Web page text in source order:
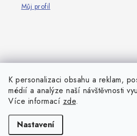
K personalizaci obsahu a reklam,
médií a analýze naší návštěvnosti
Více informací zde.
Nastavení
Můj profil
Copyright 2026